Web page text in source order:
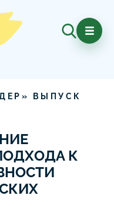
ВЫПУСК
К